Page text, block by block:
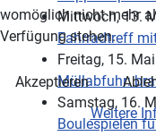
Mittwoch, 13.
Fahrradtreff
Freitag, 15.
Müllabfuhr:
Samstag, 16.
Boulespielen
womöglich nicht mehr
Verfügung stehen.
Akzeptieren
Weitere